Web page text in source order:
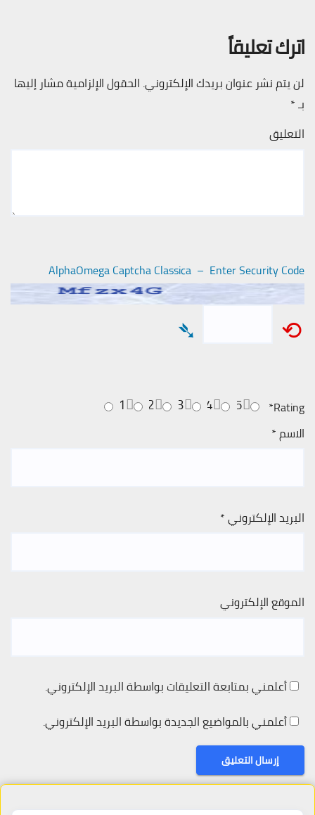
اترك تعليقاً
لن يتم نشر عنوان بريدك الإلكتروني. الحقول الإلزامية مشار إليها
بـ*
التعليق
AlphaOmega Captcha Classica – Enter Security Code
⟲
➴
Rating
*
5
4
3
2
1
الاسم*
البريد الإلكتروني*
الموقع الإلكتروني
أعلمني بمتابعة التعليقات بواسطة البريد الإلكتروني.
أعلمني بالمواضيع الجديدة بواسطة البريد الإلكتروني.